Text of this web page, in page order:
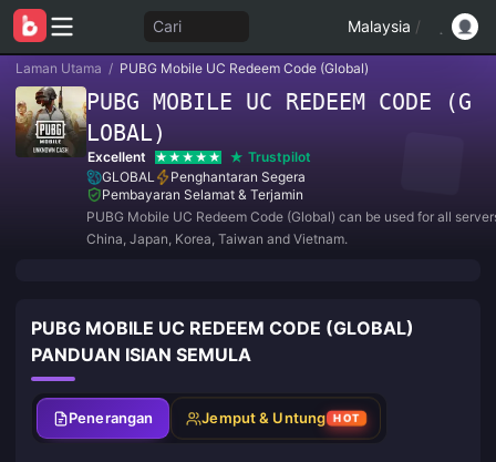
Cari Malaysia /
Laman Utama / PUBG Mobile UC Redeem Code (Global)
PUBG MOBILE UC REDEEM CODE (G
LOBAL)
Excellent
Trustpilot
GLOBAL
Penghantaran Segera
Pembayaran Selamat & Terjamin
PUBG Mobile UC Redeem Code (Global) can be used for all
China, Japan, Korea, Taiwan and Vietnam.
PUBG MOBILE UC REDEEM CODE (GLOBAL)
PANDUAN ISIAN SEMULA
Penerangan Jemput & Untung HOT